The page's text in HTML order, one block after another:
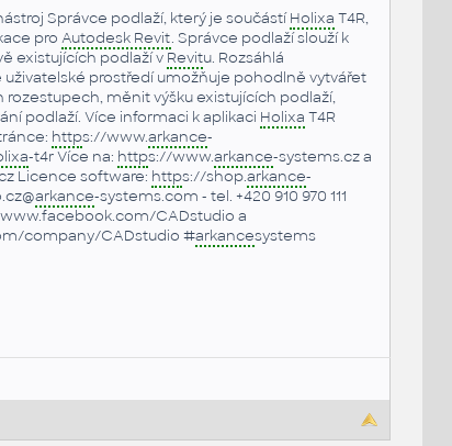
Správce podlaží, který je součástíHolixa T4R,
pro Autodesk Revit. Správce podlaží slouží k
existujících podlaží v Revitu. Rozsáhlá
prostředí umožňuje pohodlně vytvářet
rozestupech, měnit výšku existujících podlaží,
podlaží. Více informaci k aplikaci Holixa T4R
https://www.arkance-
-t4r Více na: https://www.arkance-systems.cz a
Licence software: https://shop.arkance-
arkance-systems.com - tel. +420 910 970 111
CADstudio a
company/CADstudio #arkancesystems